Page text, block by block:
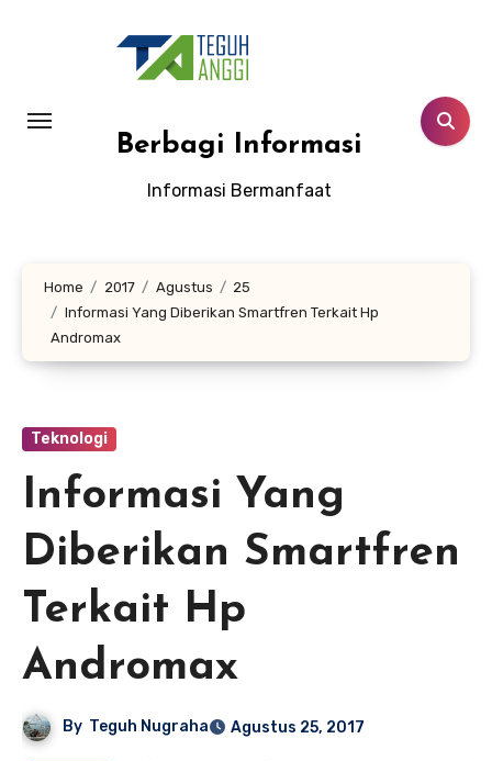
Berbagi Informasi
Informasi Bermanfaat
Home 2017 Agustus
25
Informasi Yang Diberikan Smartfren Terkait Hp
Andromax
Teknologi
Informasi Yang
Diberikan Smartfren
Terkait Hp
Andromax
By Teguh Nugraha Agustus 25, 2017